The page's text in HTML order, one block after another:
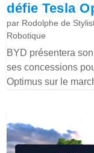
défie Tesla
par Rodolphe de
Robotique
BYD présentera
ses concessions
Optimus sur le